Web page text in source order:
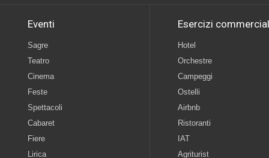
Eventi
Sagre
Teatro
Cinema
Feste
Spettacoli
Cabaret
Fiere
Lirica
Esercizi
Hotel
Orchestre
Campeggi
Ostelli
Airbnb
Ristoranti
IAT
Agriturist